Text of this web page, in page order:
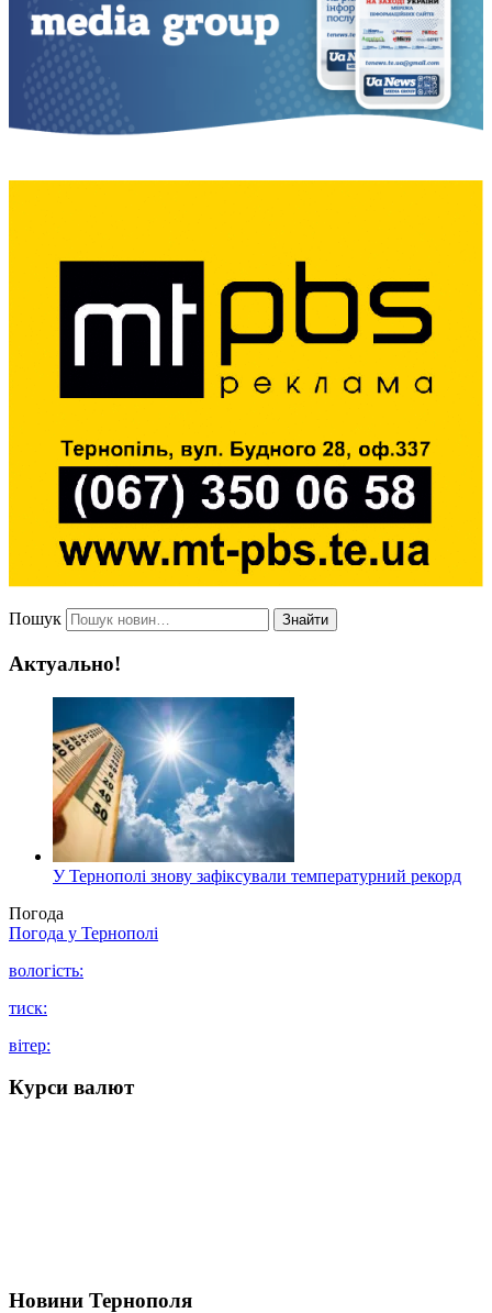
Пошук Знайти
Актуально!
У Тернополі знову зафіксували температурний рекорд
Погода
Погода у Тернополі
вологість:
тиск:
вітер:
Курси валют
Новини Тернополя